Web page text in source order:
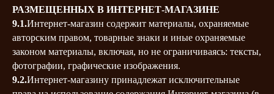
РАЗМЕЩЕННЫХ В ИНТЕРНЕТ-МАГАЗИНЕ
9.1.Интернет-магазин содержит материалы, охраняемые
авторским правом, товарные знаки и иные охраняемые
законом материалы, включая, но не ограничиваясь: тексты,
фотографии, графические изображения.
9.2.Интернет-магазину принадлежат исключительные